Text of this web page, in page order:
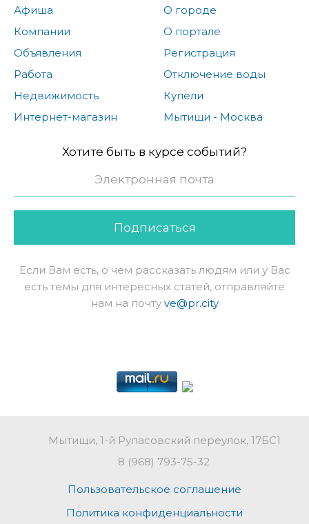
Афиша
Компании
Объявления
Работа
Недвижимость
Интернет-магазин
О городе
О портале
Регистрация
Отключение воды
Купели
Мытищи - Москва
Хотите быть в курсе событий?
Подписаться
Если Вам есть, о чем рассказать людям или у Вас
есть темы для интересных статей, отправляйте
нам на почту ve@pr.city
Мытищи, 1-й Рупасовский переулок, 17БС1
8 (968) 793-75-32
Пользовательское соглашение
Политика конфиденциальности